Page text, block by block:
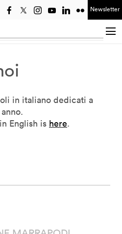
Newsletter
in italiano dedicati a
English is here.